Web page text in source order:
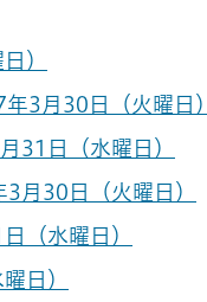
）
3月30日（火曜日）
31日（水曜日）
月30日（火曜日）
（水曜日）
日）